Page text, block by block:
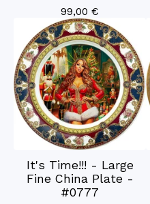
99,00 €
It's Time!!! - Large
Fine China Plate -
#0777